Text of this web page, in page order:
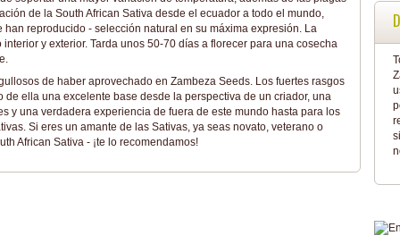
de la South African Sativa desde el ecuador a todo el mundo,
reproducido - selección natural en su máxima expresión. La
y exterior. Tarda unos 50-70 días a florecer para una cosecha
de haber aprovechado en Zambeza Seeds. Los fuertes rasgos
ella una excelente base desde la perspectiva de un criador, una
y una verdadera experiencia de fuera de este mundo hasta para los
Si eres un amante de las Sativas, ya seas novato, veterano o
African Sativa - ¡te lo recomendamos!